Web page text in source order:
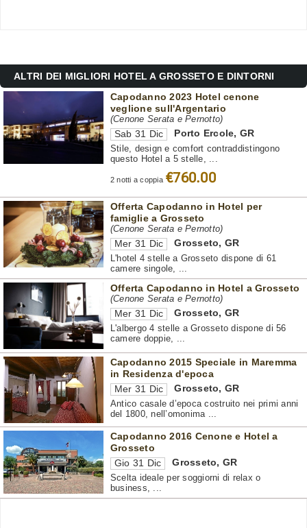
ALTRI DEI MIGLIORI HOTEL A GROSSETO E DINTORNI
Capodanno 2023 Hotel cenone
veglione sull'Argentario
(Cenone Serata e Pernotto)
Sab 31 Dic Porto Ercole, GR
Stile, design e comfort contraddistingono
questo Hotel a 5 stelle, ...
2 notti a coppia €760.00
Offerta Capodanno in Hotel per
famiglie a Grosseto
(Cenone Serata e Pernotto)
Mer 31 Dic Grosseto, GR
L'hotel 4 stelle a Grosseto dispone di 61
camere singole, ...
Offerta Capodanno in Hotel a Grosseto
(Cenone Serata e Pernotto)
Mer 31 Dic Grosseto, GR
L'albergo 4 stelle a Grosseto dispone di 56
camere doppie, ...
Capodanno 2015 Speciale in Maremma
in Residenza d'epoca
Mer 31 Dic Grosseto, GR
Antico casale d’epoca costruito nei primi anni
del 1800, nell’omonima ...
Capodanno 2016 Cenone e Hotel a
Grosseto
Gio 31 Dic Grosseto, GR
Scelta ideale per soggiorni di relax o
business, ...